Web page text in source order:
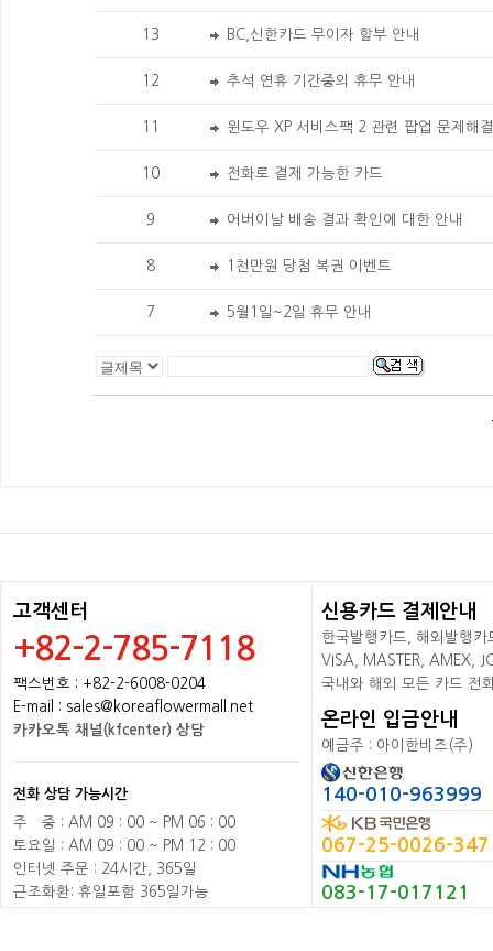
13 BC,신한카드 무이자 할부 안내
12 추석 연휴 기간중의 휴무 안내
11 윈도우 XP 서비스팩 2 관련 팝업 문제해
10 전화로 결제 가능한 카드
9 어버이날 배송 결과 확인에 대한 안내
8 1천만원 당첨 복권 이벤트
7 5월1일~2일 휴무 안내
고객센터
+82-2-785-7118
팩스번호 : +82-2-6008-0204
E-mail : sales@koreaflowermall.net
카카오톡 채널(kfcenter) 상담
전화 상담 가능시간
주
중 : AM 09 : 00 ~ PM 06 : 00
토요일 : AM 09 : 00 ~ PM 12 : 00
인터넷 주문 : 24시간, 365일
근조화환: 휴일포함 365일가능
신용카드 결제안내
한국발행카드, 해외발행
VISA, MASTER, AMEX,
국내와 해외 모든 카드 전
온라인 입금안내
예금주 : 아이한비즈(주)
140-010-963999
067-25-0026-347
083-17-017121